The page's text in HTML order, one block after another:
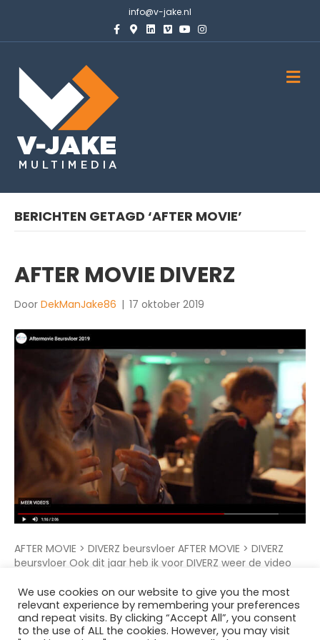
info@v-jake.nl
Facebook
Google-maps
LinkedinVimeoYoutubeInstagram
BERICHTEN GETAGD ‘AFTER MOVIE’
AFTER MOVIE DIVERZ
Door DekManJake86 | 17 oktober 2019
AFTER MOVIE > DIVERZ beursvloer AFTER MOVIE > DIVERZ
beursvloer Ook dit jaar heb ik voor DIVERZ weer de video
aankondigfilmpjes had ik al gemaakt zo ook de Opendag
en nu dus weer zoals vorig jaar hun Beursvloer
evenement. Nu nog iets groter dan vorig jaar. Bekijk de…
We use cookies on our website to give you the most
relevant experience by remembering your preferences
and repeat visits. By clicking “Accept All”, you consent
to the use of ALL the cookies. However, you may visit